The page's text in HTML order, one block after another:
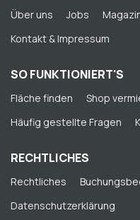
Über uns Jobs
Kontakt & Impressum
SO FUNKTIONIERT'S
Fläche finden Shop
Häufig gestellte Fragen
RECHTLICHES
Rechtliches
Datenschutzerklärung